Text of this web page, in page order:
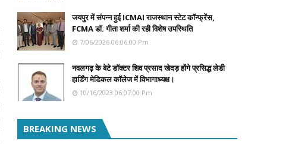
जयपुर में संपन्न हुई ICMAI राजस्थान स्टेट कॉन्फ्रेंस,
FCMA डॉ. गीता शर्मा की रही विशेष उपस्थिति
7/06/2026 06:06:00 Pm
नवलगढ़ के बेटे डॉक्टर शिव प्रसाद खेदड़ होंगे प्रसिद्ध लेडी
हार्डिंग मेडिकल कॉलेज में विभागाध्यक्ष।
10/16/2023 06:07:00 Pm
BREAKING NEWS